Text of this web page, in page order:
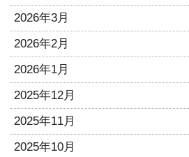
2026年3月
2026年2月
2026年1月
2025年12月
2025年11月
2025年10月